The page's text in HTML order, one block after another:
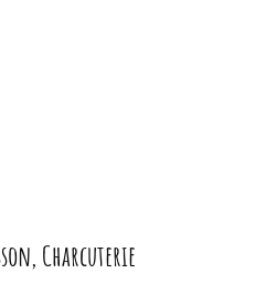
Charcuterie